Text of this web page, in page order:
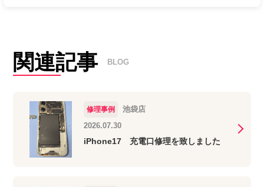
関連記事 BLOG
修理事例
池袋店
2026.07.30
iPhone17 充電口修理を致しました